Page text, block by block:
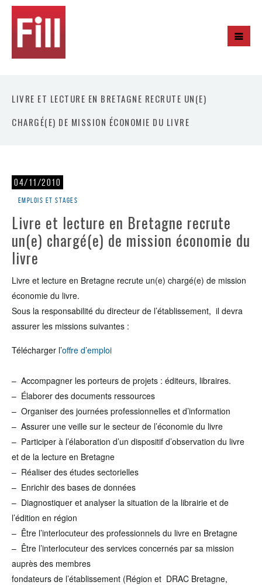
LIVRE ET LECTURE EN BRETAGNE RECRUTE UN(E)
CHARGÉ(E) DE MISSION ÉCONOMIE DU LIVRE
04/11/2010
Emplois et stages
Livre et lecture en Bretagne recrute
un(e) chargé(e) de mission économie du
livre
Livre et lecture en Bretagne recrute un(e) chargé(e) de mission
économie du livre.
Sous la responsabilité du directeur de l’établissement, il devra
assurer les missions suivantes :
Télécharger l’offre d’emploi
– Accompagner les porteurs de projets : éditeurs, libraires.
– Élaborer des documents ressources
– Organiser des journées professionnelles et d’information
– Assurer une veille sur le secteur de l’économie du livre
– Participer à l’élaboration d’un dispositif d’observation du livre
et de la lecture en Bretagne
– Réaliser des études sectorielles
– Enrichir des bases de données
– Diagnostiquer et analyser la situation de la librairie et de
l’édition en région
– Être l’interlocuteur des professionnels du livre en Bretagne
– Être l’interlocuteur des services concernés par sa mission
auprès des membres
fondateurs de l’établissement (Région et DRAC Bretagne,